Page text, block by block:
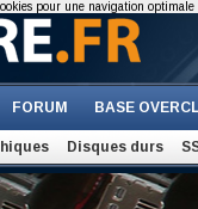
FORUM BASE
Disques durs
pour une navigation